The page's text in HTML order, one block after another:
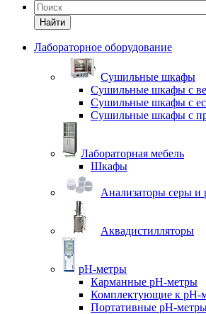
Найти
Лабораторное оборудование
Cушильные шкафы
Сушильные шкафы с
Сушильные шкафы с
Сушильные шкафы с
Лабораторная мебель
Шкафы
Анализаторы серы и
Аквадистилляторы
pH-метры
Карманные pH-метры
Комплектующие к pH-
Портативные pH-